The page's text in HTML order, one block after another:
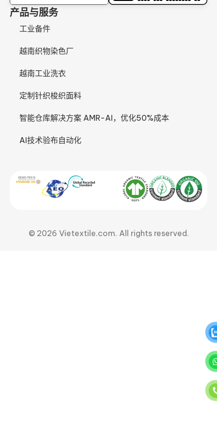
产品与服务
工业备件
越南织物染色厂
越南工业洗衣
定制针织梭织面料
智能仓库解决方案 AMR-AI，优化50%成本
AI技术验布自动化
© 2026 Vietextile.com. All rights reserved.